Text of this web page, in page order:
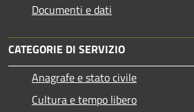
Documenti e dati
CATEGORIE DI SERVIZIO
Anagrafe e stato civile
Cultura e tempo libero